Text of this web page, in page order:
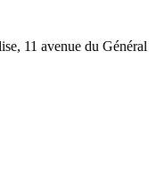
11 avenue du Général